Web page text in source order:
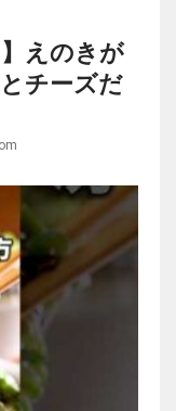
えのきが
チーズだ